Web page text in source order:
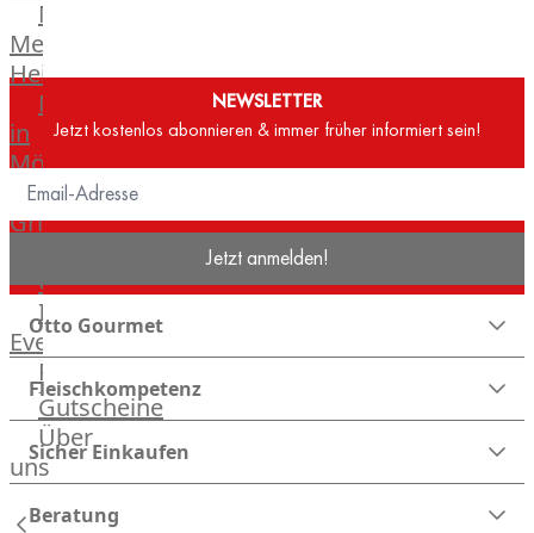
Aging
Schrank
Bücher
Poster
Männer
Metzger
Heinsberg
Markthalle
in
Mönchengladbach
Weber®
Grill
OTTO@Home
Individuelle
Events
Partner
Kalender
Gästehaus
Villa
Glanzstoff
Gutscheine
Über
uns
NEWSLETTER
Jetzt kostenlos abonnieren & immer früher informiert sein!
Jetzt anmelden!
Otto Gourmet
Fleischkompetenz
Sicher Einkaufen
Beratung